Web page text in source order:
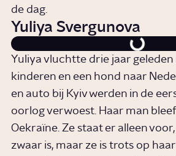
de dag.
Yuliya Svergunova
Yuliya vluchtte drie jaar
kinderen en een hond naar
en auto bij Kyiv werden in de
oorlog verwoest. Haar man
Oekraïne. Ze staat er alleen
zwaar is, maar ze is trots op